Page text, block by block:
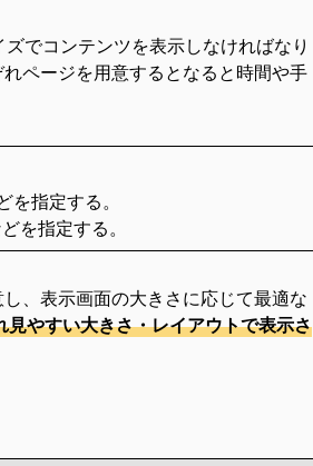
でコンテンツを表示しなければなり
ページを用意するとなると時間や手
指定する。
を指定する。
、表示画面の大きさに応じて最適な
やすい大きさ・レイアウトで表示さ